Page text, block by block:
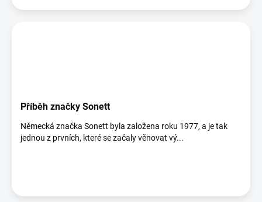
Příběh značky Sonett
Německá značka Sonett byla založena roku 1977, a je tak
jednou z prvních, které se začaly věnovat vý...